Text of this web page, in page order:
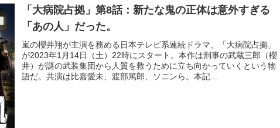
「大病院占拠」第8話：新たな鬼の正体は意外すぎる
「あの人」だった。
嵐の櫻井翔が主演を務める日本テレビ系連続ドラマ、「大病院占拠」
が2023年1月14日（土）22時にスタート。本作は刑事の武蔵三郎（櫻
井）が謎の武装集団から人質を救うために立ち向かっていくという物
語だ。共演は比嘉愛未、渡部篤郎、ソニンら。本記...